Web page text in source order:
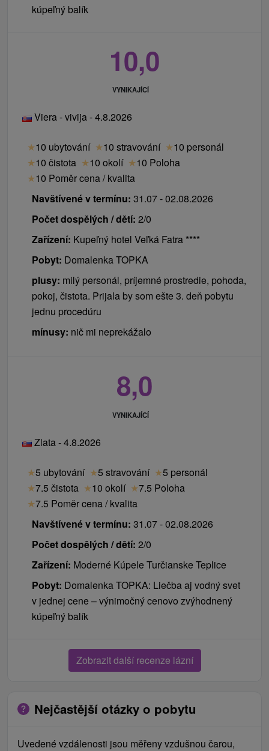
kúpeľný balík
10,0
VYNIKAJÍCÍ
Viera - vivija - 4.8.2026
★10 ubytování ★10 stravování ★10 personál
★10 čistota ★10 okolí ★10 Poloha
★10 Poměr cena / kvalita
Navštívené v termínu: 31.07 - 02.08.2026
Počet dospělých / dětí: 2/0
Zařízení: Kupeľný hotel Veľká Fatra ****
Pobyt: Domalenka TOPKA
plusy: milý personál, príjemné prostredie, pohoda,
pokoj, čistota. Prijala by som ešte 3. deň pobytu
jednu procedúru
mínusy: nič mi neprekážalo
8,0
VYNIKAJÍCÍ
Zlata - 4.8.2026
★5 ubytování ★5 stravování ★5 personál
★7.5 čistota ★10 okolí ★7.5 Poloha
★7.5 Poměr cena / kvalita
Navštívené v termínu: 31.07 - 02.08.2026
Počet dospělých / dětí: 2/0
Zařízení: Moderné Kúpele Turčianske Teplice
Pobyt: Domalenka TOPKA: Liečba aj vodný svet
v jednej cene – výnimočný cenovo zvýhodnený
kúpeľný balík
Zobrazit další recenze lázní
Nejčastější otázky o pobytu
Uvedené vzdálenosti jsou měřeny vzdušnou čarou,